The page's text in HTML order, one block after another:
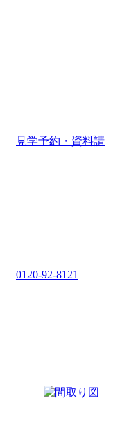
見学予約・資料請
0120-92-8121